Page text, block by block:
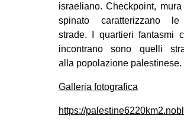
israeliano. Checkpoint,
spinato caratterizzano
strade. I quartieri fantasmi
incontrano sono quelli
alla popolazione palestinese.
Galleria fotografica
https://